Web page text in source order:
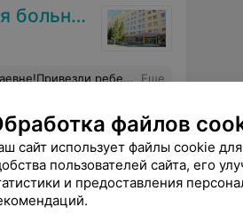
руках у специалиста. Все прошло хорошо,четко и быстро. Спасибо Вам за Вашу работу, заботу и Ваши знания! Еще
файлов
сайт использует файлы cookie
пользователей сайта, его
и предоставления